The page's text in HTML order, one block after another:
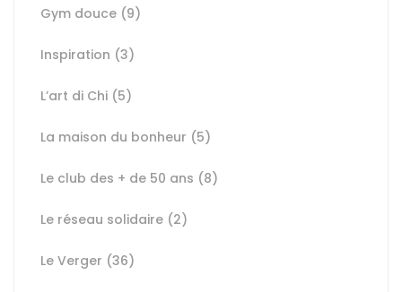
Gym douce (9)
Inspiration (3)
L’art di Chi (5)
La maison du bonheur (5)
Le club des + de 50 ans (8)
Le réseau solidaire (2)
Le Verger (36)